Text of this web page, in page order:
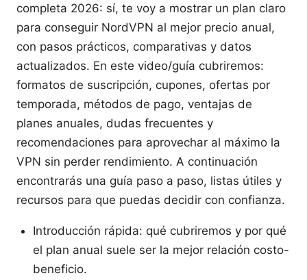
completa 2026: sí, te voy a mostrar un plan claro
para conseguir NordVPN al mejor precio anual,
con pasos prácticos, comparativas y datos
actualizados. En este video/guía cubriremos:
formatos de suscripción, cupones, ofertas por
temporada, métodos de pago, ventajas de
planes anuales, dudas frecuentes y
recomendaciones para aprovechar al máximo la
VPN sin perder rendimiento. A continuación
encontrarás una guía paso a paso, listas útiles y
recursos para que puedas decidir con confianza.
Introducción rápida: qué cubriremos y por qué
el plan anual suele ser la mejor relación costo-
beneficio.